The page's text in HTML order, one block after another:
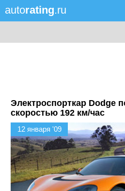
autorating.ru
Электроспорткар Dodge
скоростью 192 км/час
12 января '09